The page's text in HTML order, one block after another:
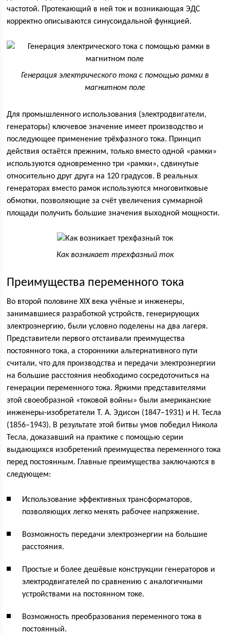
частотой. Протекающий в ней ток и возникающая ЭДС
корректно описываются синусоидальной функцией.
Генерация электрического тока с помощью рамки в
магнитном поле
Для промышленного использования (электродвигатели,
генераторы) ключевое значение имеет производство и
последующее применение трёхфазного тока. Принцип
действия остаётся прежним, только вместо одной «рамки»
используются одновременно три «рамки», сдвинутые
относительно друг друга на 120 градусов. В реальных
генераторах вместо рамок используются многовитковые
обмотки, позволяющие за счёт увеличения суммарной
площади получить большие значения выходной мощности.
Как возникает трехфазный ток
Преимущества переменного тока
Во второй половине XIX века учёные и инженеры,
занимавшиеся разработкой устройств, генерирующих
электроэнергию, были условно поделены на два лагеря.
Представители первого отстаивали преимущества
постоянного тока, а сторонники альтернативного пути
считали, что для производства и передачи электроэнергии
на большие расстояния необходимо сосредоточиться на
генерации переменного тока. Яркими представителями
этой своеобразной «токовой войны» были американские
инженеры-изобретатели Т. А. Эдисон (1847–1931) и Н. Тесла
(1856–1943). В результате этой битвы умов победил Никола
Тесла, доказавший на практике с помощью серии
выдающихся изобретений преимущества переменного тока
перед постоянным. Главные преимущества заключаются в
следующем:
Использование эффективных трансформаторов,
позволяющих легко менять рабочее напряжение.
Возможность передачи электроэнергии на большие
расстояния.
Простые и более дешёвые конструкции генераторов и
электродвигателей по сравнению с аналогичными
устройствами на постоянном токе.
Возможность преобразования переменного тока в
постоянный.